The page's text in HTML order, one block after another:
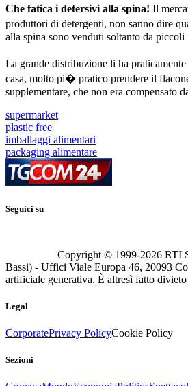
Che fatica i detersivi alla spina! Il
produttori di detergenti, non sanno dire
alla spina sono venduti soltanto da piccoli
La grande distribuzione li ha
casa, molto pi� pratico prendere il
supplementare, che non era compensato
supermarket
plastic free
imballaggi alimentari
packaging alimentare
Seguici su
Copyright © 1999-2026 RTI
Bassi) - Uffici Viale Europa 46, 20093
artificiale generativa. È altresì fatto
Legal
CorporatePrivacy PolicyCookie Policy
Sezioni